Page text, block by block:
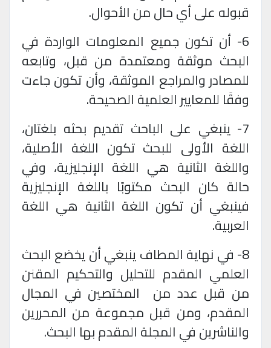
قبوله على أي حال من الأحوال.
6- أن تكون جميع المعلومات الواردة في
البحث موثقة ومعتمدة من قبل، وتابعه
للمصادر والمراجع الموثقة، وأن تكون جاءت
وفقًا للمعايير العلمية الصحيحة.
7- ينبغي على الباحث تقديم بحثه بلغتان،
اللغة الأولى للبحث تكون اللغة الأصلية،
واللغة الثانية هي اللغة الإنجليزية، وفي
حالة كان البحث مكتوبًا باللغة الإنجليزية
فينبغي أن تكون اللغة الثانية هي اللغة
العربية.
8- في نهاية المطاف ينبغي أن يخضع البحث
العلمي المقدم للتحليل والتحكيم المقنن
من قبل عدد من
المختصين في المجال
المقدم، ومن قبل مجموعة من المحررين
والناشرين في المجلة المقدم بها البحث.